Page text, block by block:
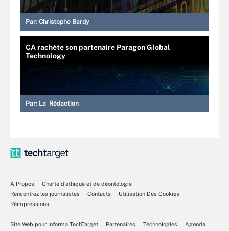
Par: Christophe Bardy
CA rachète son partenaire Paragon Global
Technology
Par: La Rédaction
À Propos
Charte d’éthique et de déontologie
Rencontrez les journalistes
Contacts
Utilisation Des Cookies
Réimpressions
Site Web pour Informa TechTarget Partenaires Technologies
Agenda